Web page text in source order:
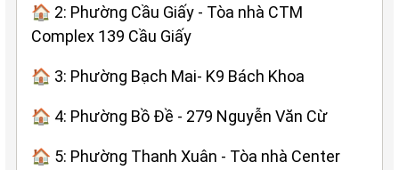
🏠 2: Phường Cầu Giấy - Tòa nhà CTM
Complex 139 Cầu Giấy
🏠 3: Phường Bạch Mai- K9 Bách Khoa
🏠 4: Phường Bồ Đề - 279 Nguyễn Văn Cừ
🏠 5: Phường Thanh Xuân - Tòa nhà Center